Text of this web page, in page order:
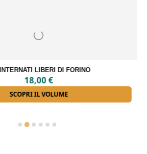
LIBERI DI FORINO
18,00€
SCOPRI IL VOLUME